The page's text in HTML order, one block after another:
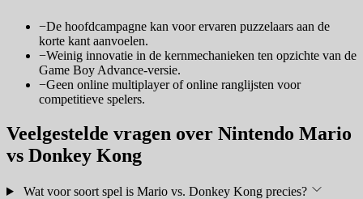
−De hoofdcampagne kan voor ervaren puzzelaars aan de
korte kant aanvoelen.
−Weinig innovatie in de kernmechanieken ten opzichte van de
Game Boy Advance-versie.
−Geen online multiplayer of online ranglijsten voor
competitieve spelers.
Veelgestelde vragen over Nintendo Mario
vs Donkey Kong
Wat voor soort spel is Mario vs. Donkey Kong precies?